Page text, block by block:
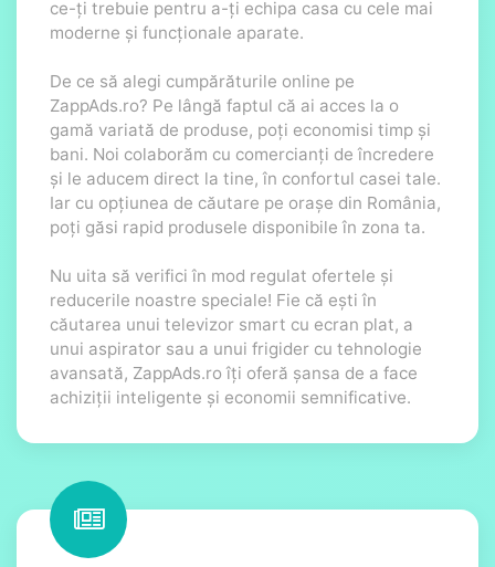
ce-ți trebuie pentru a-ți echipa casa cu cele mai
moderne și funcționale aparate.
De ce să alegi cumpărăturile online pe
ZappAds.ro? Pe lângă faptul că ai acces la o
gamă variată de produse, poți economisi timp și
bani. Noi colaborăm cu comercianți de încredere
și le aducem direct la tine, în confortul casei tale.
Iar cu opțiunea de căutare pe orașe din România,
poți găsi rapid produsele disponibile în zona ta.
Nu uita să verifici în mod regulat ofertele și
reducerile noastre speciale! Fie că ești în
căutarea unui televizor smart cu ecran plat, a
unui aspirator sau a unui frigider cu tehnologie
avansată, ZappAds.ro îți oferă șansa de a face
achiziții inteligente și economii semnificative.